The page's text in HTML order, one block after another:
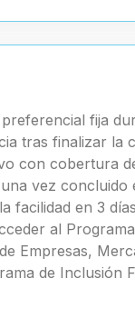
fija
tras finalizar la
con cobertura
vez concluido
facilidad en 3
al
Empresas,
de Inclusión